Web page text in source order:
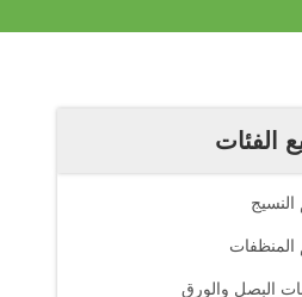
الفئات
النسيج
المنظفات
البصل والورق